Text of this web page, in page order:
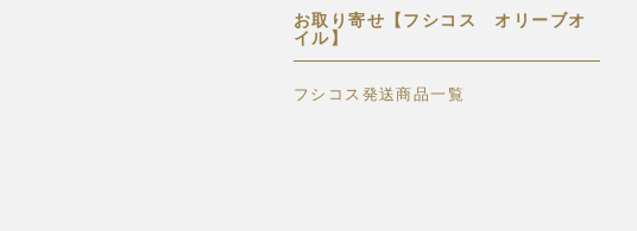
お取り寄せ【フシコス オリーブオ
イル】
フシコス発送商品一覧